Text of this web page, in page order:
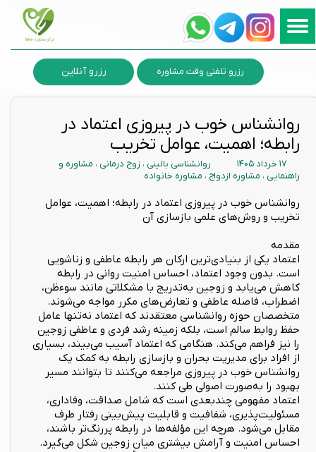
روانشناس خوب در پیروزی اعتماد در
رابطه؛ اهمیت، عوامل تخریب
۱۷ خرداد ۱۴۰۵ روانشناسی بالینی ، زوج درمانی ، مشاوره و
راهنمایی ، مشاوره ازدواج ، مشاوره خانواده
روانشناس خوب در پیروزی اعتماد در رابطه؛ اهمیت، عوامل
تخریب و روش‌های علمی بازسازی آن
مقدمه
اعتماد یکی از بنیادی‌ترین ارکان هر رابطه عاطفی و زناشویی
است. بدون وجود اعتماد، احساس امنیت روانی در رابطه
کاهش می‌یابد و زوجین به‌تدریج با مشکلاتی مانند سوءظن،
اضطراب، فاصله عاطفی و تعارض‌های مکرر مواجه می‌شوند.
متخصصان حوزه روانشناسی معتقدند که اعتماد نه‌تنها عامل
حفظ روابط سالم است، بلکه زمینه رشد فردی و عاطفی زوجین
را نیز فراهم می‌کند. هنگامی که اعتماد آسیب می‌بیند، بسیاری
از افراد برای مدیریت بحران و بازسازی رابطه به کمک یک
روانشناس خوب در پیروزی مراجعه می‌کنند تا بتوانند مسیر
بهبود را به‌صورت اصولی طی کنند.
اعتماد مفهومی چندبعدی است که شامل صداقت، وفاداری،
مسئولیت‌پذیری، شفافیت و قابلیت پیش‌بینی رفتار طرف
مقابل می‌شود. هرچه این مؤلفه‌ها در رابطه پررنگ‌تر باشند،
احساس امنیت و آرامش بیشتری میان زوجین شکل می‌گیرد.
رزرو تلفنی وقت مشاوره رزرو آنلاین